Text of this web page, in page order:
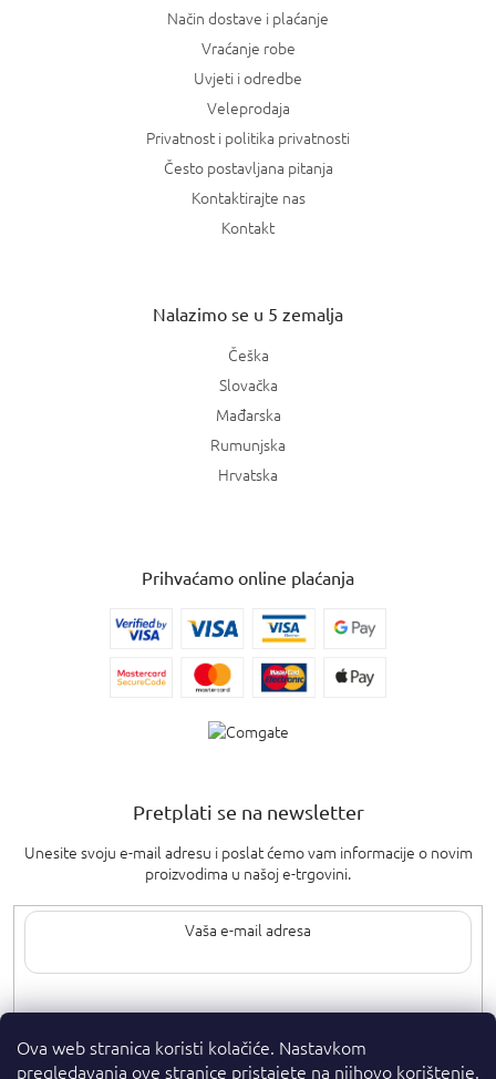
Ova web stranica koristi kolačiće. Nastavkom
pregledavanja ove stranice pristajete na njihovo korištenje.
Način dostave i plaćanje
Vraćanje robe
Uvjeti i odredbe
Veleprodaja
Privatnost i politika privatnosti
Često postavljana pitanja
Kontaktirajte nas
Kontakt
Nalazimo se u 5 zemalja
Češka
Slovačka
Mađarska
Rumunjska
Hrvatska
Prihvaćamo online plaćanja
Pretplati se na newsletter
Unesite svoju e-mail adresu i poslat ćemo vam informacije o novim
proizvodima u našoj e-trgovini.
Upisom svoje e-pošte pristajete nauvjete privatnosti.